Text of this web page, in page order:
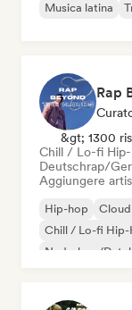
Musica latina
Rap
&gt; 1300
Chill / Lo-fi
Deutschrap/
Aggiungere
Hip-hop
Chill / Lo-fi Hip-
Nederhop/